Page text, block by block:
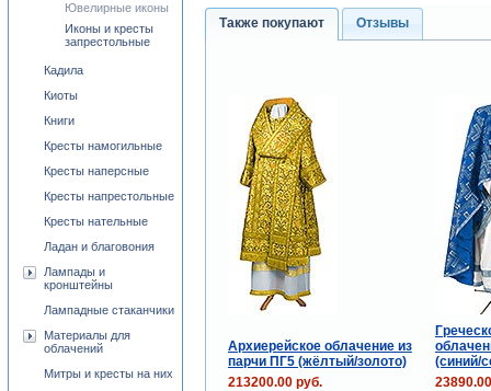
Также покупают Отзывы
Архиерейское облачение из
парчи ПГ5 (жёлтый/золото)
(синий/
213200.00 руб.
Ювелирные иконы
Иконы и кресты
запрестольные
Кадила
Киоты
Книги
Кресты намогильные
Кресты наперсные
Кресты напрестольные
Кресты нательные
Ладан и благовония
Лампады и
кронштейны
Лампадные стаканчики
Материалы для
облачений
Митры и кресты на них